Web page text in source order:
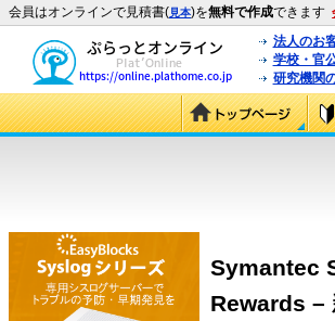
会員はオンラインで見積書(見本)を無料で作成できます
法人のお
学校・官
研究機関
Symantec
Rewards –